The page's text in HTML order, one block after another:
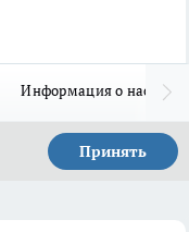
Информация о нас
Принять